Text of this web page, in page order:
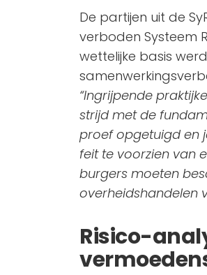
De partijen uit de
verboden Systeem
wettelijke basis
“Ingrijpende
strijd met de
proef opgetuigd en
feit te voorzien van
burgers moeten
overheidshandelen
Risico-